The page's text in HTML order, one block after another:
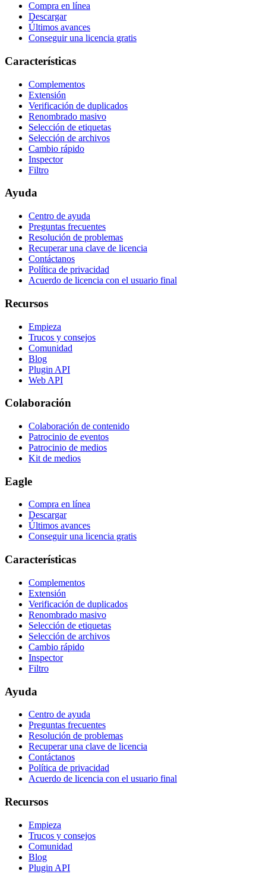
Compra en línea
Descargar
Últimos avances
Conseguir una licencia gratis
Características
Complementos
Extensión
Verificación de duplicados
Renombrado masivo
Selección de etiquetas
Selección de archivos
Cambio rápido
Inspector
Filtro
Ayuda
Centro de ayuda
Preguntas frecuentes
Resolución de problemas
Recuperar una clave de licencia
Contáctanos
Política de privacidad
Acuerdo de licencia con el usuario final
Recursos
Empieza
Trucos y consejos
Comunidad
Blog
Plugin API
Web API
Colaboración
Colaboración de contenido
Patrocinio de eventos
Patrocinio de medios
Kit de medios
Eagle
Compra en línea
Descargar
Últimos avances
Conseguir una licencia gratis
Características
Complementos
Extensión
Verificación de duplicados
Renombrado masivo
Selección de etiquetas
Selección de archivos
Cambio rápido
Inspector
Filtro
Ayuda
Centro de ayuda
Preguntas frecuentes
Resolución de problemas
Recuperar una clave de licencia
Contáctanos
Política de privacidad
Acuerdo de licencia con el usuario final
Recursos
Empieza
Trucos y consejos
Comunidad
Blog
Plugin API